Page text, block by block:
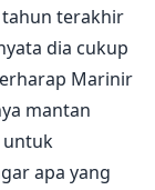
terakhir
dia cukup
Marinir
mantan
untuk
apa yang